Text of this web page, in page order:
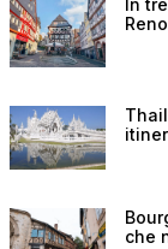
che